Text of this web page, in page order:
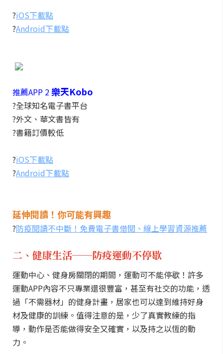
?iOS下載點
?Android下載點
推薦APP 2樂天Kobo
?全球知名電子書平台
?外文、華文書皆有
?書籍訂價較低
?iOS下載點
?Android下載點
延伸閱讀！你可能有興趣
?防疫閱讀不中斷！免費電子書借閱、線上學習資源推薦
二、健康生活──防疫運動不停歇
運動中心、健身房關閉的期間，運動可不能停歇！許多
運動APP內容不只專業還很豐富，甚至有社交的功能，透
過「不需器材」的健身計畫，居家也可以達到維持好身
材及健康的訓練。值得注意的是，少了真實教練的指
導，動作是否能做得安全又確實，以及持之以恆的動
力。